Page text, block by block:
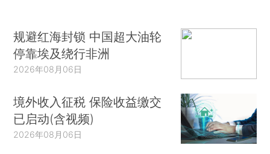
规避红海封锁 中国超大油轮
停靠埃及绕行非洲
2026年08月06日
境外收入征税 保险收益缴交
已启动(含视频)
2026年08月06日